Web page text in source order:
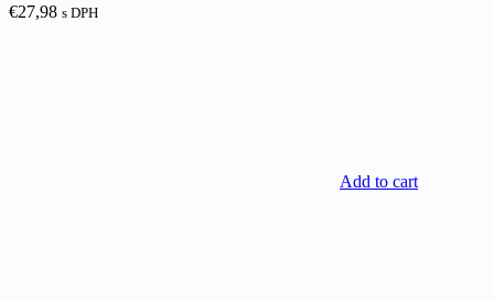
€27,98 s DPH
Add to cart